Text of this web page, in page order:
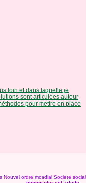
loin et dans laquelle je
sont articulées autour
pour mettre en place
Nouvel ordre mondial Societe social